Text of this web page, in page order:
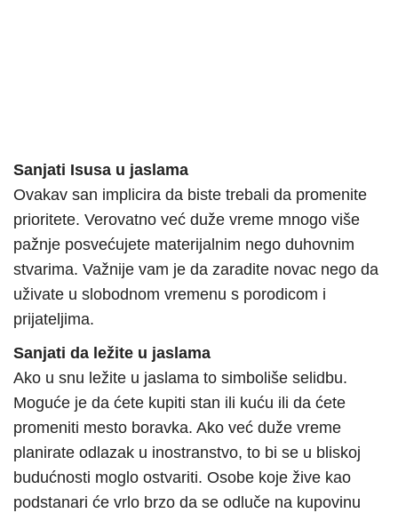
Sanjati Isusa u jaslama
Ovakav san implicira da biste trebali da promenite
prioritete. Verovatno već duže vreme mnogo više
pažnje posvećujete materijalnim nego duhovnim
stvarima. Važnije vam je da zaradite novac nego da
uživate u slobodnom vremenu s porodicom i
prijateljima.
Sanjati da ležite u jaslama
Ako u snu ležite u jaslama to simboliše selidbu.
Moguće je da ćete kupiti stan ili kuću ili da ćete
promeniti mesto boravka. Ako već duže vreme
planirate odlazak u inostranstvo, to bi se u bliskoj
budućnosti moglo ostvariti. Osobe koje žive kao
podstanari će vrlo brzo da se odluče na kupovinu